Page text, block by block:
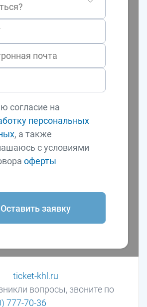
согласие на
персональных
, а также
с условиями
оферты
Оставить заявку
вопросы, звоните по
777-70-36
ticket-khl.ru